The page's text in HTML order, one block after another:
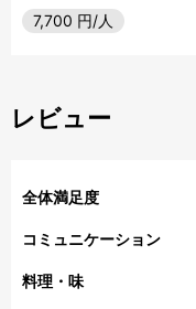
7,700 円/人
レビュー
全体満足度
コミュニケーション
料理・味